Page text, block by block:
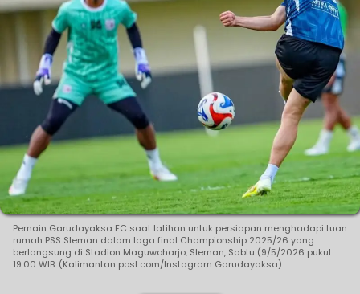
Pemain Garudayaksa FC saat latihan untuk persiapan menghadapi tuan
rumah PSS Sleman dalam laga final Championship 2025/26 yang
berlangsung di Stadion Maguwoharjo, Sleman, Sabtu (9/5/2026 pukul
19.00 WIB. (Kalimantan post.com/Instagram Garudayaksa)